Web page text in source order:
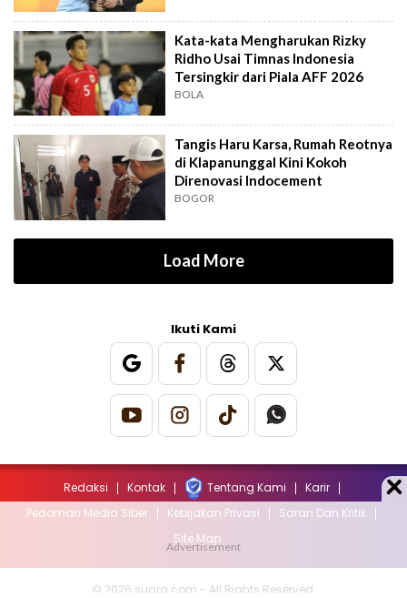
Kata-kata Mengharukan Rizky
Ridho Usai Timnas Indonesia
Tersingkir dari Piala AFF 2026
BOLA
Tangis Haru Karsa, Rumah Reotnya
di Klapanunggal Kini Kokoh
Direnovasi Indocement
BOGOR
Load More
Ikuti Kami
Redaksi Kontak Tentang Kami
Karir
Pedoman Media Siber
Kebijakan Privasi
Saran Dan Kritik
Site Map
© 2026 suara.com - All Rights Reserved.